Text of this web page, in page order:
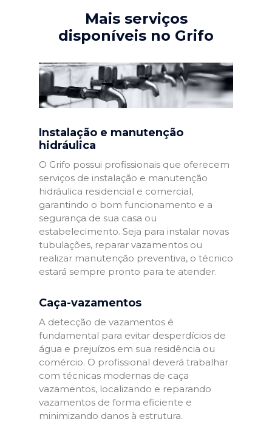
Mais serviços
disponíveis no Grifo
Instalação e manutenção
hidráulica
O Grifo possui profissionais que oferecem
serviços de instalação e manutenção
hidráulica residencial e comercial,
garantindo o bom funcionamento e a
segurança de sua casa ou
estabelecimento. Seja para instalar novas
tubulações, reparar vazamentos ou
realizar manutenção preventiva, o técnico
estará sempre pronto para te atender.
Caça-vazamentos
A detecção de vazamentos é
fundamental para evitar desperdícios de
água e prejuízos em sua residência ou
comércio. O profissional deverá trabalhar
com técnicas modernas de caça
vazamentos, localizando e reparando
vazamentos de forma eficiente e
minimizando danos à estrutura.